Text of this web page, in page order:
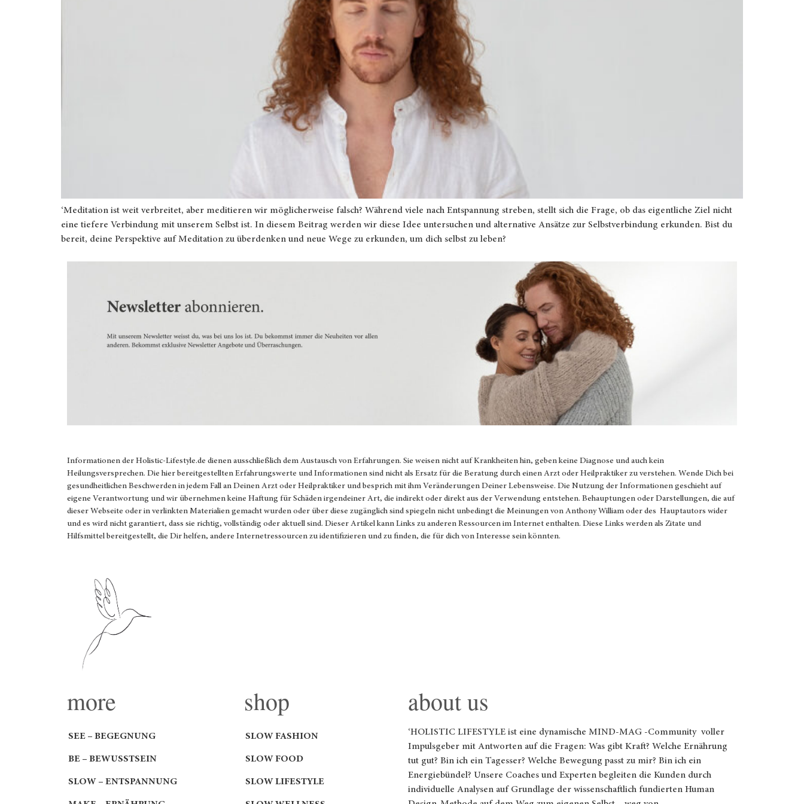
‘Meditation ist weit verbreitet, aber meditieren wir möglicherweise falsch? Während viele nach Entspannung streben, stellt sich die Frage, ob das eigentliche Ziel nicht
eine tiefere Verbindung mit unserem Selbst ist. In diesem Beitrag werden wir diese Idee untersuchen und alternative Ansätze zur Selbstverbindung erkunden. Bist du
bereit, deine Perspektive auf Meditation zu überdenken und neue Wege zu erkunden, um dich selbst zu leben?
Informationen der Holistic-Lifestyle.de dienen ausschließlich dem Austausch von Erfahrungen. Sie weisen nicht auf Krankheiten hin, geben keine Diagnose und auch kein
Heilungsversprechen. Die hier bereitgestellten Erfahrungswerte und Informationen sind nicht als Ersatz für die Beratung durch einen Arzt oder Heilpraktiker zu verstehen. Wende Dich bei
gesundheitlichen Beschwerden in jedem Fall an Deinen Arzt oder Heilpraktiker und besprich mit ihm Veränderungen Deiner Lebensweise. Die Nutzung der Informationen geschieht auf
eigene Verantwortung und wir übernehmen keine Haftung für Schäden irgendeiner Art, die indirekt oder direkt aus der Verwendung entstehen. Behauptungen oder Darstellungen, die auf
dieser Webseite oder in verlinkten Materialien gemacht wurden oder über diese zugänglich sind spiegeln nicht unbedingt die Meinungen von Anthony William oder des Hauptautors wider
und es wird nicht garantiert, dass sie richtig, vollständig oder aktuell sind. Dieser Artikel kann Links zu anderen Ressourcen im Internet enthalten. Diese Links werden als Zitate und
Hilfsmittel bereitgestellt, die Dir helfen, andere Internetressourcen zu identifizieren und zu finden, die für dich von Interesse sein könnten.
more
SEE – BEGEGNUNG
BE – BEWUSSTSEIN
SLOW – ENTSPANNUNG
shop
SLOW FASHION
SLOW FOOD
SLOW LIFESTYLE
about us
‘HOLISTIC LIFESTYLE ist eine dynamische MIND-MAG -Community voller
Impulsgeber mit Antworten auf die Fragen: Was gibt Kraft? Welche Ernährung
tut gut? Bin ich ein Tagesser? Welche Bewegung passt zu mir? Bin ich ein
Energiebündel? Unsere Coaches und Experten begleiten die Kunden durch
individuelle Analysen auf Grundlage der wissenschaftlich fundierten Human